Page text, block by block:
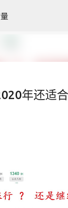
公认最强
年还适